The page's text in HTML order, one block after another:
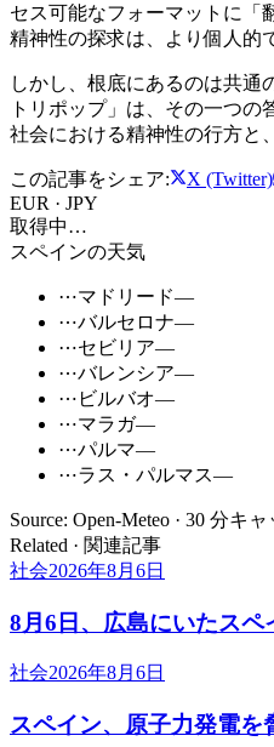
セス可能なフォーマットに「
精神性の探求は、より個人的
しかし、根底にあるのは共通
トリポップ」は、その一つ
社会における精神性の行方と
この記事をシェア: X (Twitter)
EUR · JPY
取得中…
スペインの天気
⋯マドリード—
⋯バルセロナ—
⋯セビリア—
⋯バレンシア—
⋯ ビルバオ—
⋯マラガ—
⋯パルマ—
⋯ラス・パルマス—
Source: Open-Meteo · 30 分キャ
Related · 関連記事
社会2026年8月6日
8月6日、広島にいたス
社会2026年8月6日
スペイン、原子力発電